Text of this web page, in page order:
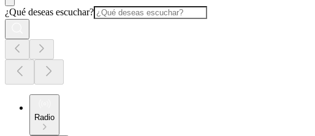
¿Qué deseas escuchar?
Radio